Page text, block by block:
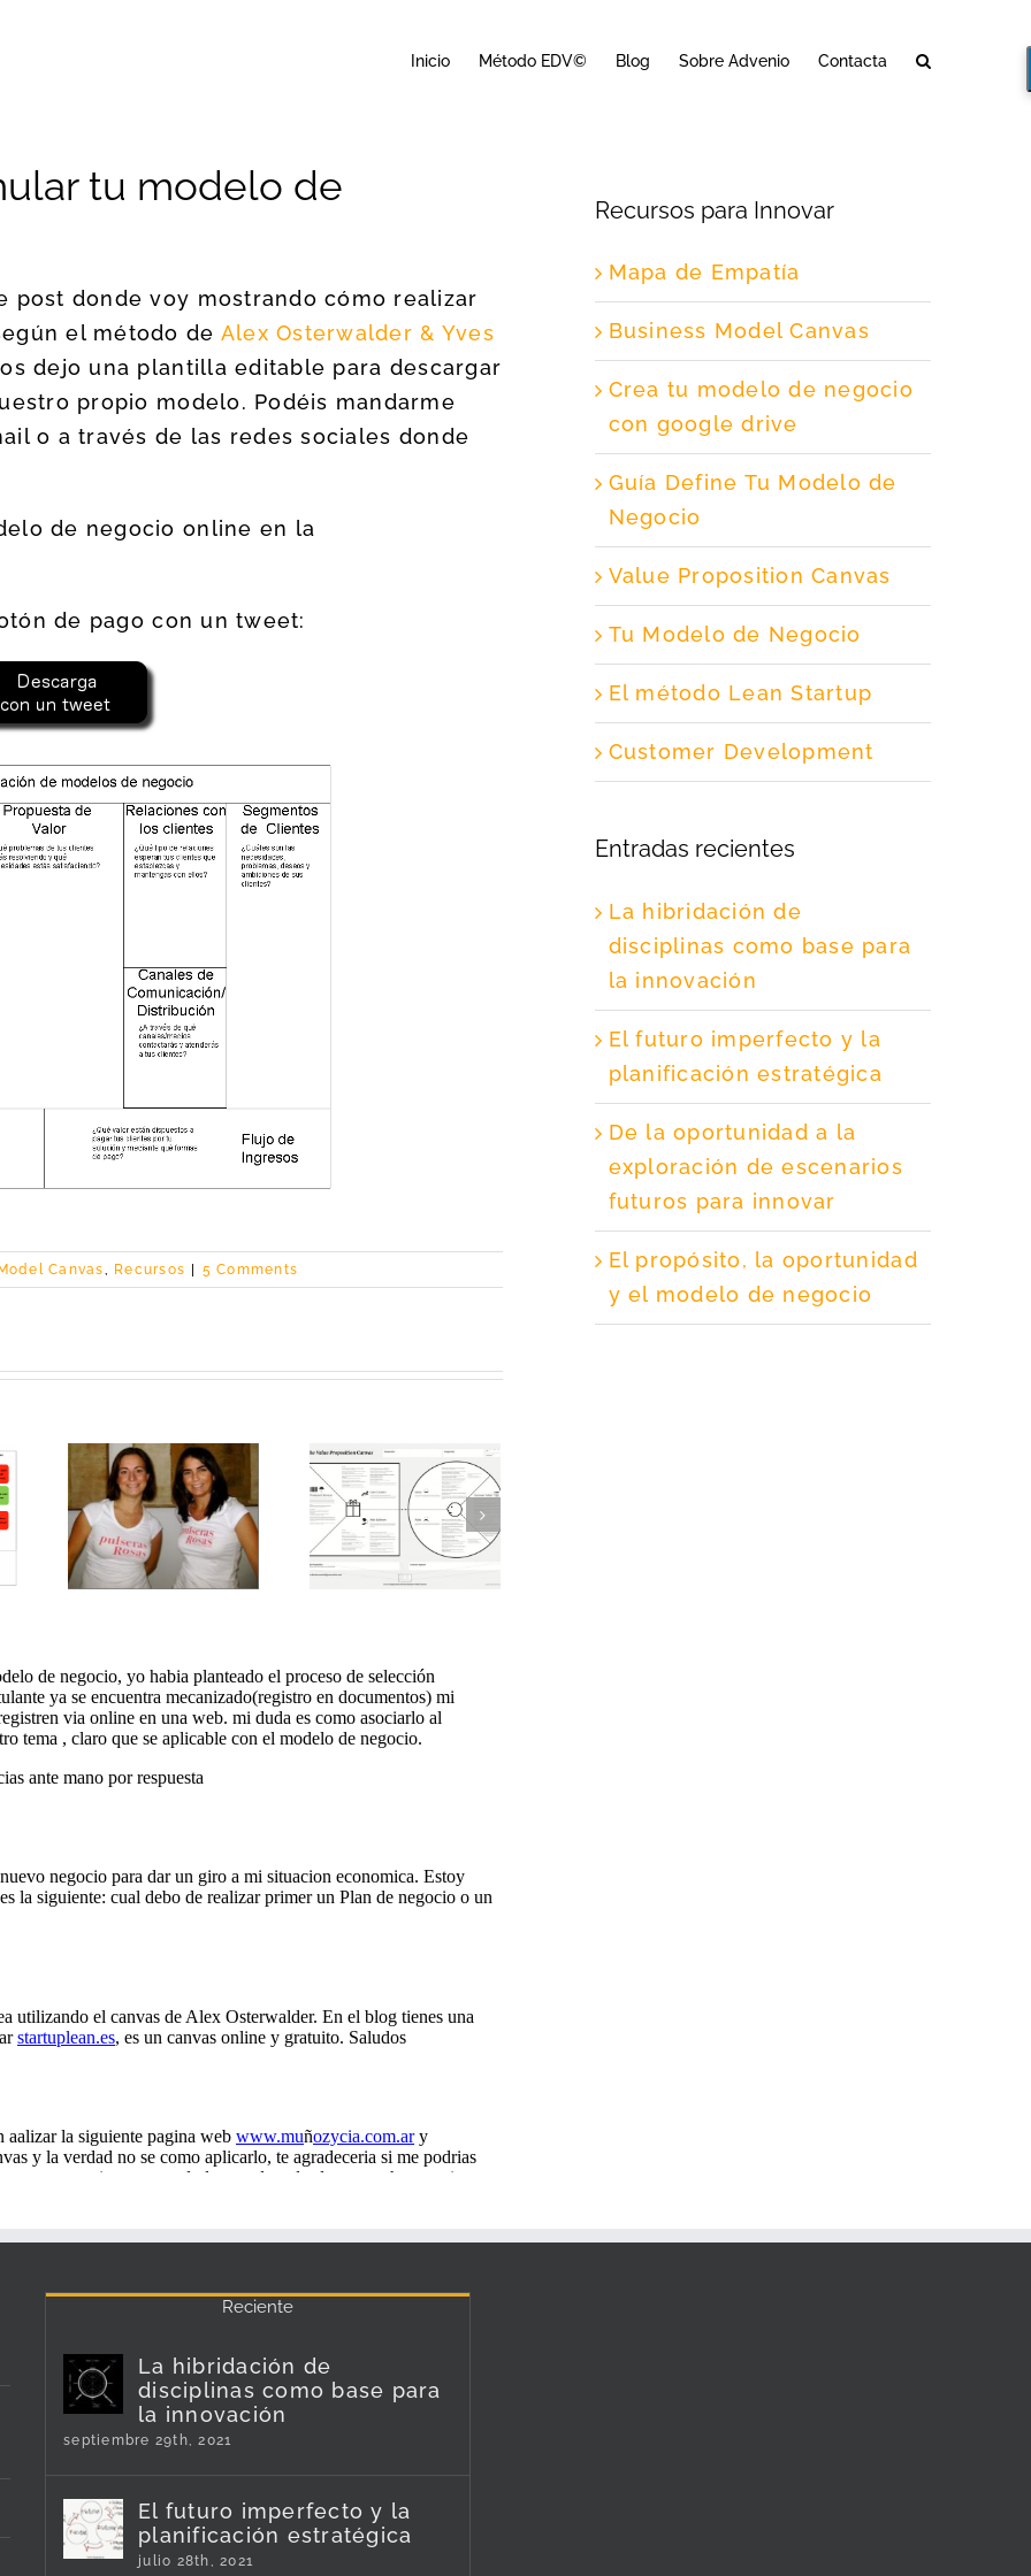
Inicio Método EDV© Blog Sobre Advenio Contacta
tu modelo de
post donde voy mostrando cómo realizar
el método de Alex Osterwalder & Yves
dejo una plantilla editable para descargar
propio modelo. Podéis mandarme
o a través de las redes sociales donde
de negocio online en la
de pago con un tweet:
Canvas Recursos | 5 Comments
la
Tu propuesta de
valor desde el
cliente: Value
Proposition
Canvas
¿Tu producto
conviene o
enamora?
Recursos para Innovar
Mapa de Empatía
Business Model Canvas
Crea tu modelo de negocio
con google drive
Guía Define Tu Modelo de
Negocio
Value Proposition Canvas
Tu Modelo de Negocio
El método Lean Startup
Customer Development
Entradas recientes
La hibridación de
disciplinas como base para
la innovación
El futuro imperfecto y la
planificación estratégica
De la oportunidad a la
exploración de escenarios
futuros para innovar
El propósito, la oportunidad
y el modelo de negocio
Reciente
La hibridación de
disciplinas como base para
la innovación
septiembre 29th, 2021
El futuro imperfecto y la
planificación estratégica
julio 28th, 2021